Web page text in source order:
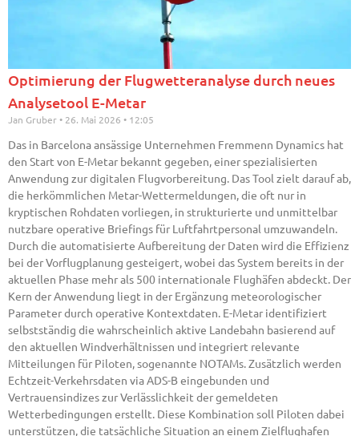
Optimierung der Flugwetteranalyse durch neues
Analysetool E-Metar
Jan Gruber 26. Mai 2026 12:05
Das in Barcelona ansässige Unternehmen Fremmenn Dynamics hat
den Start von E-Metar bekannt gegeben, einer spezialisierten
Anwendung zur digitalen Flugvorbereitung. Das Tool zielt darauf ab,
die herkömmlichen Metar-Wettermeldungen, die oft nur in
kryptischen Rohdaten vorliegen, in strukturierte und unmittelbar
nutzbare operative Briefings für Luftfahrtpersonal umzuwandeln.
Durch die automatisierte Aufbereitung der Daten wird die Effizienz
bei der Vorflugplanung gesteigert, wobei das System bereits in der
aktuellen Phase mehr als 500 internationale Flughäfen abdeckt. Der
Kern der Anwendung liegt in der Ergänzung meteorologischer
Parameter durch operative Kontextdaten. E-Metar identifiziert
selbstständig die wahrscheinlich aktive Landebahn basierend auf
den aktuellen Windverhältnissen und integriert relevante
Mitteilungen für Piloten, sogenannte NOTAMs. Zusätzlich werden
Echtzeit-Verkehrsdaten via ADS-B eingebunden und
Vertrauensindizes zur Verlässlichkeit der gemeldeten
Wetterbedingungen erstellt. Diese Kombination soll Piloten dabei
unterstützen, die tatsächliche Situation an einem Zielflughafen